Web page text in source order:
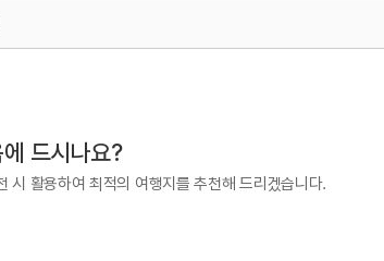
드시나요?
시 활용하여 최적의 여행지를 추천해 드리겠습니다.